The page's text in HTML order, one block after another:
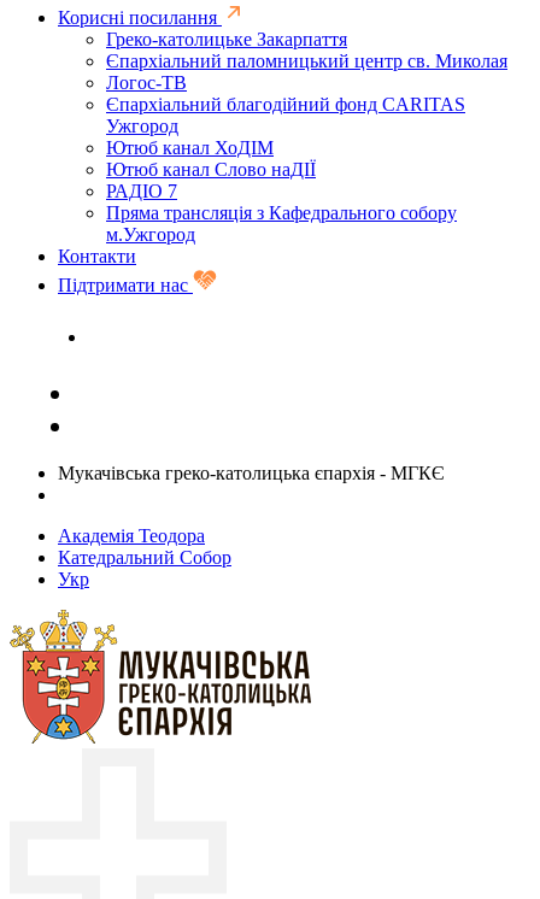
Корисні посилання
Греко-католицьке Закарпаття
Єпархіальний паломницький центр св. Миколая
Логос-ТВ
Єпархіальний благодійний фонд CARITAS
Ужгород
Ютюб канал ХоДІМ
Ютюб канал Слово наДІЇ
РАДІО 7
Пряма трансляція з Кафедрального собору
м.Ужгород
Контакти
Підтримати нас
Мукачівська греко-католицька єпархія - МГКЄ
Академія Теодора
Катедральний Собор
Укр